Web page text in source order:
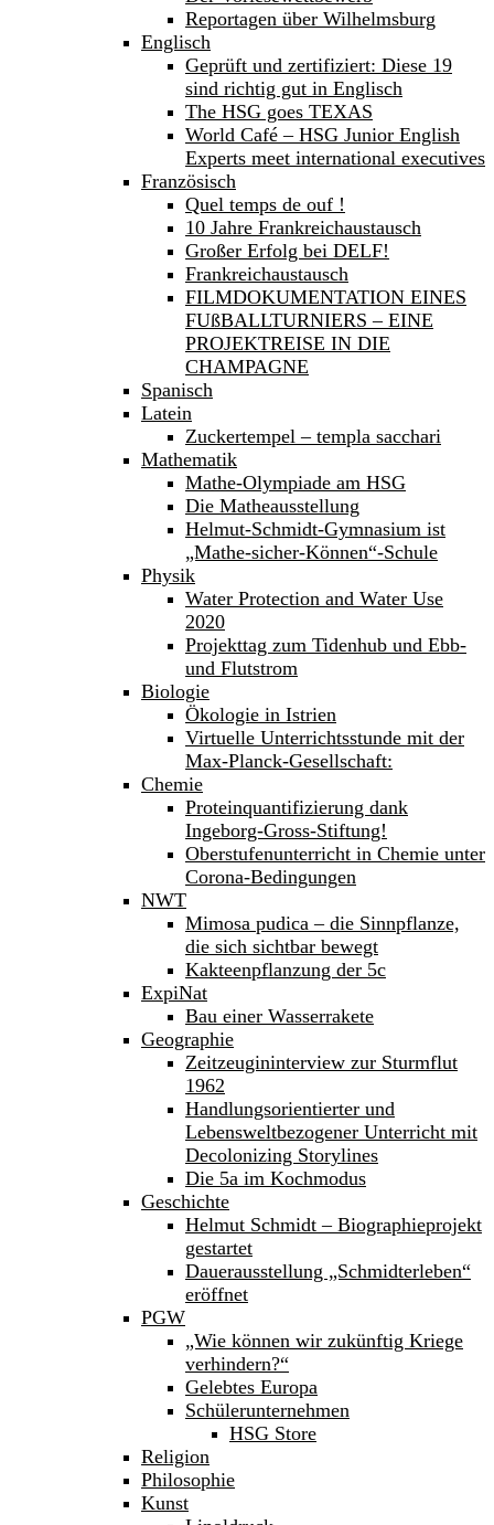
Reportagen über Wilhelmsburg
Englisch
Geprüft und zertifiziert: Diese 19
sind richtig gut in Englisch
The HSG goes TEXAS
World Café – HSG Junior English
Experts meet international executives
Französisch
Quel temps de ouf !
10 Jahre Frankreichaustausch
Großer Erfolg bei DELF!
Frankreichaustausch
FILMDOKUMENTATION EINES
FUßBALLTURNIERS – EINE
PROJEKTREISE IN DIE
CHAMPAGNE
Spanisch
Latein
Zuckertempel – templa sacchari
Mathematik
Mathe-Olympiade am HSG
Die Matheausstellung
Helmut-Schmidt-Gymnasium ist
„Mathe-sicher-Können“-Schule
Physik
Water Protection and Water Use
2020
Projekttag zum Tidenhub und Ebb-
und Flutstrom
Biologie
Ökologie in Istrien
Virtuelle Unterrichtsstunde mit der
Max-Planck-Gesellschaft:
Chemie
Proteinquantifizierung dank
Ingeborg-Gross-Stiftung!
Oberstufenunterricht in Chemie unter
Corona-Bedingungen
NWT
Mimosa pudica – die Sinnpflanze,
die sich sichtbar bewegt
Kakteenpflanzung der 5c
ExpiNat
Bau einer Wasserrakete
Geographie
Zeitzeugininterview zur Sturmflut
1962
Handlungsorientierter und
Lebensweltbezogener Unterricht mit
Decolonizing Storylines
Die 5a im Kochmodus
Geschichte
Helmut Schmidt – Biographieprojekt
gestartet
Dauerausstellung „Schmidterleben“
eröffnet
PGW
„Wie können wir zukünftig Kriege
verhindern?“
Gelebtes Europa
Schülerunternehmen
HSG Store
Religion
Philosophie
Kunst